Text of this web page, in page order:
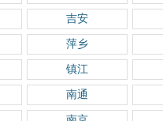
吉安
萍乡
镇江
南通